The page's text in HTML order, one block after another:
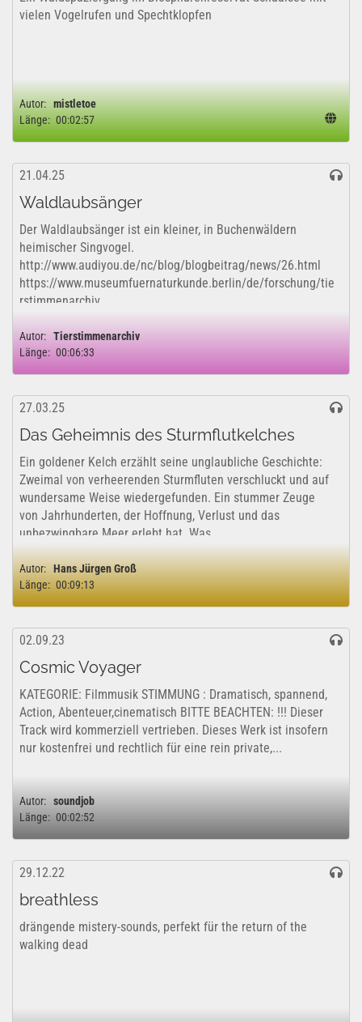
vielen Vogelrufen und Spechtklopfen
Autor: mistletoe
Länge: 00:02:57
21.04.25
Waldlaubsänger
Der Waldlaubsänger ist ein kleiner, in Buchenwäldern
heimischer Singvogel.
http://www.audiyou.de/nc/blog/blogbeitrag/news/26.html
https://www.museumfuernaturkunde.berlin/de/forschung/tie
rstimmenarchiv
Autor: Tierstimmenarchiv
Länge: 00:06:33
27.03.25
Das Geheimnis des Sturmflutkelches
Ein goldener Kelch erzählt seine unglaubliche Geschichte:
Zweimal von verheerenden Sturmfluten verschluckt und auf
wundersame Weise wiedergefunden. Ein stummer Zeuge
von Jahrhunderten, der Hoffnung, Verlust und das
unbezwingbare Meer erlebt hat. Was...
Autor: Hans Jürgen Groß
Länge: 00:09:13
02.09.23
Cosmic Voyager
KATEGORIE: Filmmusik STIMMUNG : Dramatisch, spannend,
Action, Abenteuer,cinematisch BITTE BEACHTEN: !!! Dieser
Track wird kommerziell vertrieben. Dieses Werk ist insofern
nur kostenfrei und rechtlich für eine rein private,...
Autor: soundjob
Länge: 00:02:52
29.12.22
breathless
drängende mistery-sounds, perfekt für the return of the
walking dead